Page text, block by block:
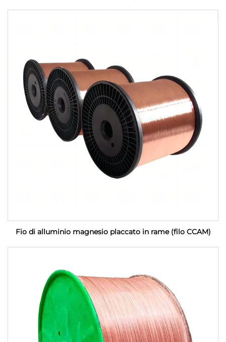
Fio di alluminio magnesio placcato in rame (filo CCAM)